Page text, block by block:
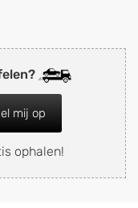
mij op
ophalen!
verkoop van
en
keuring). Wilt u
of brommobiel
zelf wegbrengen
op een